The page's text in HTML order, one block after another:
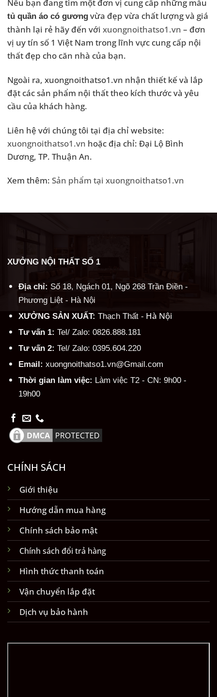
Nếu bạn đang tìm một đơn vị cung cấp những mẫu
tủ quần áo có gương vừa đẹp vừa chất lượng và giá
thành lại rẻ hãy đến với xuongnoithatso1.vn – đơn
vị uy tín số 1 Việt Nam trong lĩnh vực cung cấp nội
thất đẹp cho căn nhà của bạn.
Ngoài ra, xuongnoithatso1.vn nhận thiết kế và lắp
đặt các sản phẩm nội thất theo kích thước và yêu
cầu của khách hàng.
Liên hệ với chúng tôi tại địa chỉ website:
xuongnoithatso1.vn hoặc địa chỉ: Đại Lộ Bình
Dương, TP. Thuận An.
Xem thêm: Sản phẩm tại xuongnoithatso1.vn
XƯỞNG NỘI THẤT SỐ 1
Địa chỉ: Số 18, Ngách 01, Ngõ 268 Trần Điền -
Phương Liệt - Hà Nội
XƯỞNG SẢN XUẤT: Thạch Thất - Hà Nội
Tư vấn 1: Tel/ Zalo: 0826.888.181
Tư vấn 2: Tel/ Zalo: 0395.604.220
Email: xuongnoithatso1.vn@Gmail.com
Thời gian làm việc: Làm việc T2 - CN: 9h00 -
19h00
CHÍNH SÁCH
Giới thiệu
Hướng dẫn mua hàng
Chính sách bảo mật
Chính sách đổi trả hàng
Hình thức thanh toán
Vận chuyển lắp đặt
Dịch vụ bảo hành